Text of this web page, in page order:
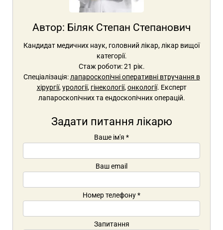
Автор: Біляк Степан Степанович
Кандидат медичних наук, головний лікар, лікар вищої
категорії.
Стаж роботи: 21 рік.
Спеціалізація:лапароскопічні оперативні втручання в
хірургії,урології, гінекології,онкології. Експерт
лапароскопічних та ендоскопічних операцій.
Задати питання лікарю
Ваше ім'я *
Ваш email
Номер телефону*
Запитання